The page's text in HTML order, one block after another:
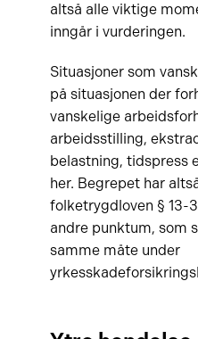
altså alle viktige
inngår i vurderingen.
Situasjoner som
på situasjonen der
vanskelige
arbeidsstilling,
belastning, tidspress
her. Begrepet har
folketrygdloven § 13-
andre punktum, som
samme måte under